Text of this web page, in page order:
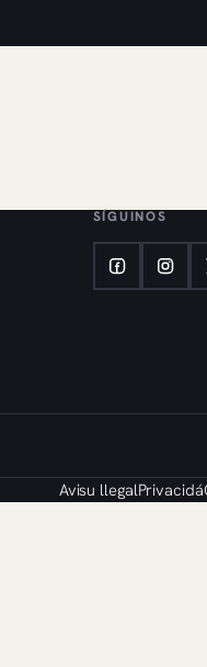
SÍGUINOS
Avisu llegalPrivacidá